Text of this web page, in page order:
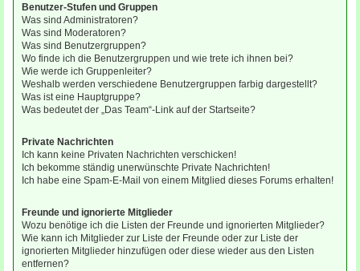
Benutzer-Stufen und Gruppen
Was sind Administratoren?
Was sind Moderatoren?
Was sind Benutzergruppen?
Wo finde ich die Benutzergruppen und wie trete ich ihnen bei?
Wie werde ich Gruppenleiter?
Weshalb werden verschiedene Benutzergruppen farbig dargestellt?
Was ist eine Hauptgruppe?
Was bedeutet der „Das Team“-Link auf der Startseite?
Private Nachrichten
Ich kann keine Privaten Nachrichten verschicken!
Ich bekomme ständig unerwünschte Private Nachrichten!
Ich habe eine Spam-E-Mail von einem Mitglied dieses Forums erhalten!
Freunde und ignorierte Mitglieder
Wozu benötige ich die Listen der Freunde und ignorierten Mitglieder?
Wie kann ich Mitglieder zur Liste der Freunde oder zur Liste der
ignorierten Mitglieder hinzufügen oder diese wieder aus den Listen
entfernen?